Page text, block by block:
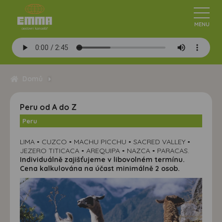
Peru od A do Z
Peru
LIMA • CUZCO • MACHU PICCHU • SACRED VALLEY •
JEZERO TITICACA • AREQUIPA • NAZCA • PARACAS.
Individuálně zajišťujeme v libovolném termínu.
Cena kalkulována na účast minimálně 2 osob.